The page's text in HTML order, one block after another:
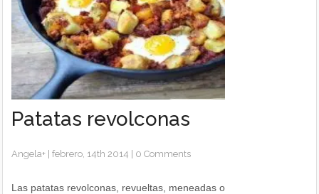
Patatas revolconas
Angela+ |febrero, 14th 2014 0 Comments
Las patatas revolconas, revueltas, meneadas o